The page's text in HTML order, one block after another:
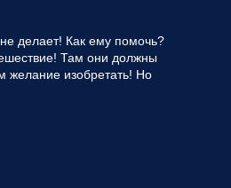
делает! Как ему помочь?
Там они должны
желание изобретать! Но